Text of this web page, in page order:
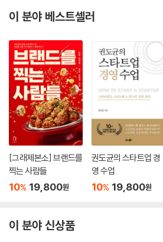
이 분야 베스트셀러
[그래제본소] 브랜드를
찍는 사람들
10% 19,800원
권도균의 스타트업 경
영 수업
10% 19,800원
이 분야 신상품